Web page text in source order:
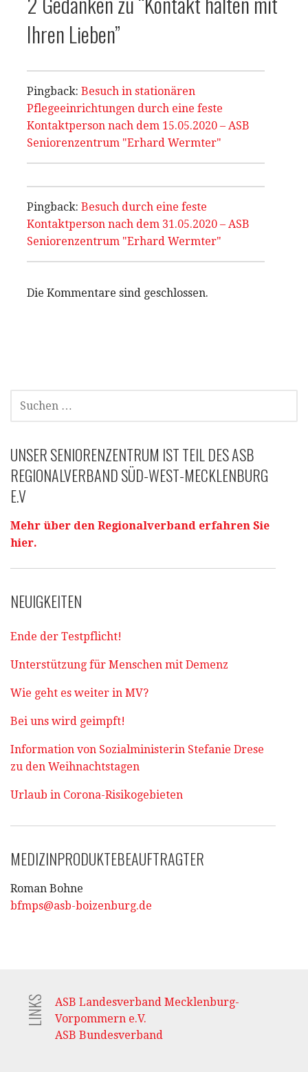
Ihren Lieben”
Pingback: Besuch in stationären
Pflegeeinrichtungen durch eine feste
Kontaktperson nach dem 15.05.2020 – ASB
Seniorenzentrum "Erhard Wermter"
Pingback: Besuch durch eine feste
Kontaktperson nach dem 31.05.2020 – ASB
Seniorenzentrum "Erhard Wermter"
Die Kommentare sind geschlossen.
SUCHEN
NACH:
UNSER SENIORENZENTRUM IST TEIL DES ASB
REGIONALVERBAND SÜD-WEST-MECKLENBURG
E.V
Mehr über den Regionalverband erfahren Sie
hier.
NEUIGKEITEN
Ende der Testpflicht!
Unterstützung für Menschen mit Demenz
Wie geht es weiter in MV?
Bei uns wird geimpft!
Information von Sozialministerin Stefanie Drese
zu den Weihnachtstagen
Urlaub in Corona-Risikogebieten
MEDIZINPRODUKTEBEAUFTRAGTER
Roman Bohne
bfmps@asb-boizenburg.de
LINKS
ASB Landesverband Mecklenburg-
Vorpommern e.V.
ASB Bundesverband